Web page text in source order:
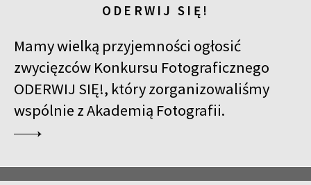
ODERWIJ SIĘ!
Mamy wielką przyjemności ogłosić
zwycięzców Konkursu Fotograficznego
ODERWIJ SIĘ!, który zorganizowaliśmy
wspólnie z Akademią Fotografii.